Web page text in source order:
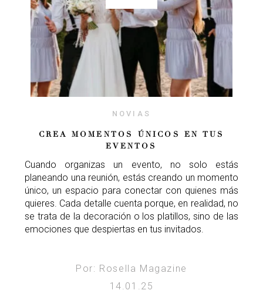
NOVIAS
CREA MOMENTOS ÚNICOS EN TUS
EVENTOS
Cuando organizas un evento, no solo estás
planeando una reunión, estás creando un momento
único, un espacio para conectar con quienes más
quieres. Cada detalle cuenta porque, en realidad, no
se trata de la decoración o los platillos, sino de las
emociones que despiertas en tus invitados.
Por: Rosella Magazine
14.01.25